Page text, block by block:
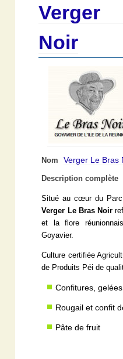
Noir
Nom Verger Le Bras
Description complète
Situé au cœur du
Verger Le Bras Noir
et la flore
Goyavier.
Culture certifiée
de Produits Péi de
Confitures,
Rougail et confit
Pâte de fruit